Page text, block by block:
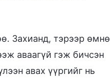
Захианд, тэрээр өмнө
аваагүй гэж бичсэн
авах үүргийг нь